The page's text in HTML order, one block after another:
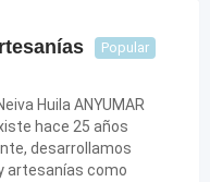
Popular
Huila ANYUMAR
hace 25 años
desarrollamos
artesanías como